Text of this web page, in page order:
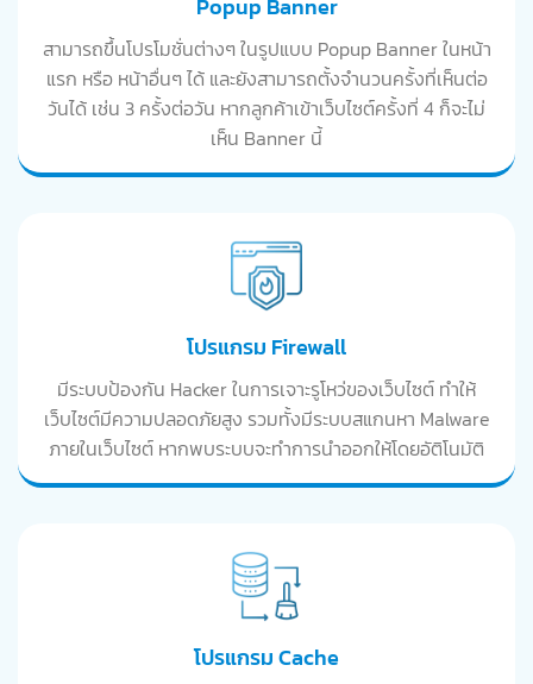
Popup Banner
สามารถขึ้นโปรโมชั่นต่างๆ ในรูปแบบ Popup Banner ในหน้า
แรก หรือ หน้าอื่นๆ ได้ และยังสามารถตั้งจำนวนครั้งที่เห็นต่อ
วันได้ เช่น 3 ครั้งต่อวัน หากลูกค้าเข้าเว็บไซต์ครั้งที่ 4 ก็จะไม่
เห็น Banner นี้
โปรแกรม Firewall
มีระบบป้องกัน Hacker ในการเจาะรูโหว่ของเว็บไซต์ ทำให้
เว็บไซต์มีความปลอดภัยสูง รวมทั้งมีระบบสแกนหา Malware
ภายในเว็บไซต์ หากพบระบบจะทำการนำออกให้โดยอัติโนมัติ
โปรแกรม Cache